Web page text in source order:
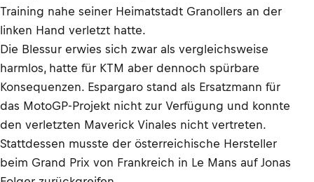
Training nahe seiner Heimatstadt Granollers an der
linken Hand verletzt hatte.
Die Blessur erwies sich zwar als vergleichsweise
harmlos, hatte für KTM aber dennoch spürbare
Konsequenzen. Espargaro stand als Ersatzmann für
das MotoGP-Projekt nicht zur Verfügung und konnte
den verletzten Maverick Vinales nicht vertreten.
Stattdessen musste der österreichische Hersteller
beim Grand Prix von Frankreich in Le Mans auf Jonas